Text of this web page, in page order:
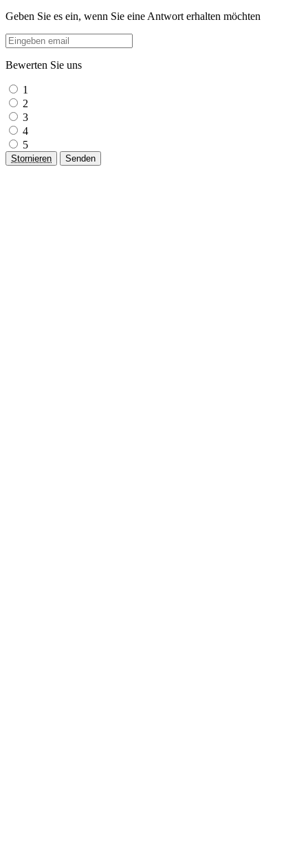
Geben Sie es ein, wenn Sie eine Antwort erhalten möchten
Bewerten Sie uns
1
2
3
4
5
Stornieren Senden